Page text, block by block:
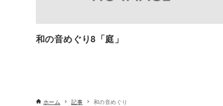
和の音めぐり8「庭」
ホーム 記事 和の音めぐり